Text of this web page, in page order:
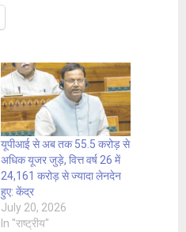
यूपीआई से अब तक 55.5 करोड़ से
अधिक यूजर जुड़े, वित्त वर्ष 26 में
24,161 करोड़ से ज्यादा लेनदेन
हुए: केंद्र
July 20, 2026
In "राष्ट्रीय"